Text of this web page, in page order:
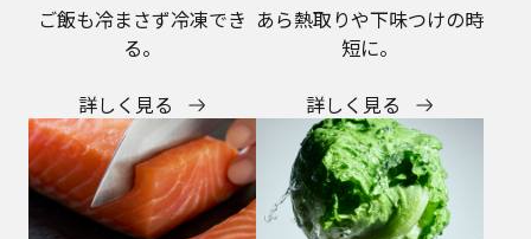
ご飯も冷まさず冷凍でき
る。
詳しく見る
あら熱取りや下味つけの時
短に。
詳しく見る